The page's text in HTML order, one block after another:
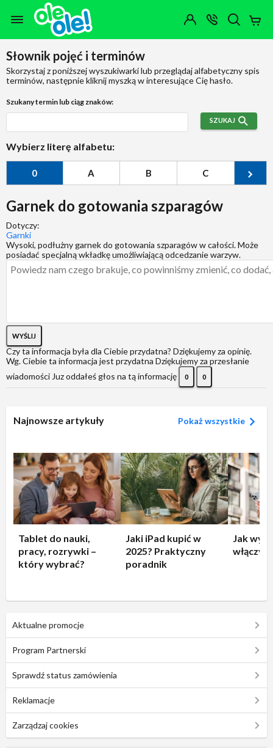
Przejdź do zawartości strony
Przejdź do wyszukiwarki
Przejdź do kategorii
Przejdź do stopki
OTWÓRZ
MENU
Moje
Konto
(0)
Słownik pojęć i terminów
Skorzystaj z poniższej wyszukiwarki lub przeglądaj alfabetyczny spis
terminów, następnie kliknij myszką w interesujące Cię hasło.
Szukany termin lub ciąg znaków:
SZUKAJ
Wybierz literę alfabetu:
0 A B C
Garnek do gotowania szparagów
Dotyczy:
Garnki
Wysoki, podłużny garnek do gotowania szparagów w całości. Może
posiadać specjalną wkładkę umożliwiającą odcedzanie warzyw.
WYŚLIJ
Czy ta informacja była dla Ciebie przydatna? Dziękujemy za opinię.
Wg. Ciebie ta informacja jest przydatna Dziękujemy za przesłanie
wiadomości Juz oddałeś głos na tą informację 0 0
Najnowsze artykuły Pokaż wszystkie
Tablet do nauki,
pracy, rozrywki –
który wybrać?
Jaki iPad kupić w
2025? Praktyczny
poradnik
Jak
włączyć
Aktualne promocje
Program Partnerski
Sprawdź status zamówienia
Reklamacje
Zarządzaj cookies